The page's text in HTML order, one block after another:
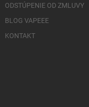
ODSTÚPENIE OD ZMLUVY
BLOG VAPEEE
KONTAKT